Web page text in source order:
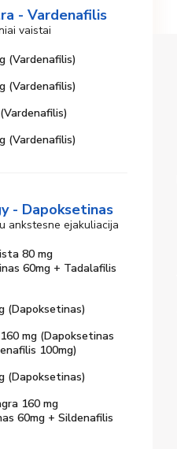
- Vardenafilis
vaistai
(Vardenafilis)
(Vardenafilis)
(Vardenafilis)
- Dapoksetinas
ankstesne ejakuliacija
80 mg
60mg + Tadalafilis
(Dapoksetinas)
mg (Dapoksetinas
100mg)
(Dapoksetinas)
160 mg
60mg + Sildenafilis